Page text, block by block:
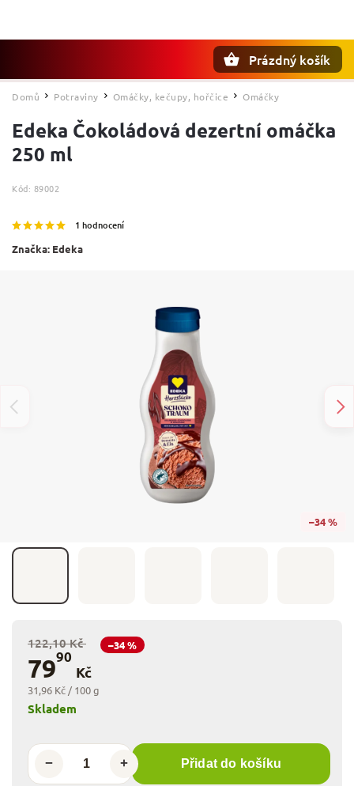
Prázdný košík
Domů / Potraviny / Omáčky, kečupy, hořčice / Omáčky
Edeka Čokoládová dezertní omáčka
250 ml
Kód: 89002
1 hodnocení
Značka: Edeka
–34 %
122,10 Kč –34 %
7990
Kč
31,96 Kč / 100 g
+
− Přidat do košíku
Skladem